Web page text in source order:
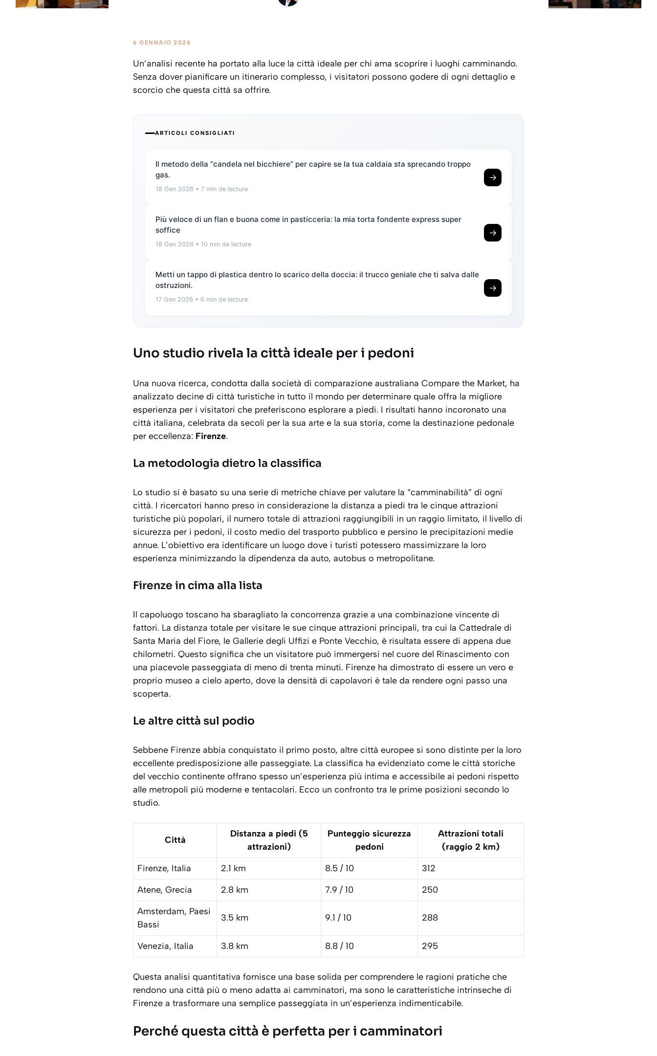
6 GENNAIO 2026
Un’analisi recente ha portato alla luce la città ideale per chi ama scoprire i luoghi camminando.
Senza dover pianificare un itinerario complesso, i visitatori possono godere di ogni dettaglio e
scorcio che questa città sa offrire.
ARTICOLI CONSIGLIATI
Il metodo della “candela nel bicchiere” per capire se la tua caldaia sta sprecando troppo
gas.
18 Gen 2026 • 7 min de lecture
→
Più veloce di un flan e buona come in pasticceria: la mia torta fondente express super
soffice
18 Gen 2026 • 10 min de lecture
→
Metti un tappo di plastica dentro lo scarico della doccia: il trucco geniale che ti salva dalle
ostruzioni.
17 Gen 2026 • 6 min de lecture
→
Uno studio rivela la città ideale per i pedoni
Una nuova ricerca, condotta dalla società di comparazione australiana Compare the Market, ha
analizzato decine di città turistiche in tutto il mondo per determinare quale offra la migliore
esperienza per i visitatori che preferiscono esplorare a piedi. I risultati hanno incoronato una
città italiana, celebrata da secoli per la sua arte e la sua storia, come la destinazione pedonale
per eccellenza: Firenze.
La metodologia dietro la classifica
Lo studio si è basato su una serie di metriche chiave per valutare la “camminabilità” di ogni
città. I ricercatori hanno preso in considerazione la distanza a piedi tra le cinque attrazioni
turistiche più popolari, il numero totale di attrazioni raggiungibili in un raggio limitato, il livello di
sicurezza per i pedoni, il costo medio del trasporto pubblico e persino le precipitazioni medie
annue. L’obiettivo era identificare un luogo dove i turisti potessero massimizzare la loro
esperienza minimizzando la dipendenza da auto, autobus o metropolitane.
Firenze in cima alla lista
Il capoluogo toscano ha sbaragliato la concorrenza grazie a una combinazione vincente di
fattori. La distanza totale per visitare le sue cinque attrazioni principali, tra cui la Cattedrale di
Santa Maria del Fiore, le Gallerie degli Uffizi e Ponte Vecchio, è risultata essere di appena due
chilometri. Questo significa che un visitatore può immergersi nel cuore del Rinascimento con
una piacevole passeggiata di meno di trenta minuti. Firenze ha dimostrato di essere un vero e
proprio museo a cielo aperto, dove la densità di capolavori è tale da rendere ogni passo una
scoperta.
Le altre città sul podio
Sebbene Firenze abbia conquistato il primo posto, altre città europee si sono distinte per la loro
eccellente predisposizione alle passeggiate. La classifica ha evidenziato come le città storiche
del vecchio continente offrano spesso un’esperienza più intima e accessibile ai pedoni rispetto
alle metropoli più moderne e tentacolari. Ecco un confronto tra le prime posizioni secondo lo
studio.
Città
Distanza a piedi (5
attrazioni)
Punteggio sicurezza
pedoni
Attrazioni totali
(raggio 2 km)
Firenze, Italia
2.1 km 8.5 / 10
312
Atene, Grecia
2.8 km 7.9 / 10
250
Amsterdam, Paesi
Bassi
3.5 km 9.1 / 10 288
Venezia, Italia 3.8 km 8.8 / 10 295
Questa analisi quantitativa fornisce una base solida per comprendere le ragioni pratiche che
rendono una città più o meno adatta ai camminatori, ma sono le caratteristiche intrinseche di
Firenze a trasformare una semplice passeggiata in un’esperienza indimenticabile.
Perché questa città è perfetta per i camminatori